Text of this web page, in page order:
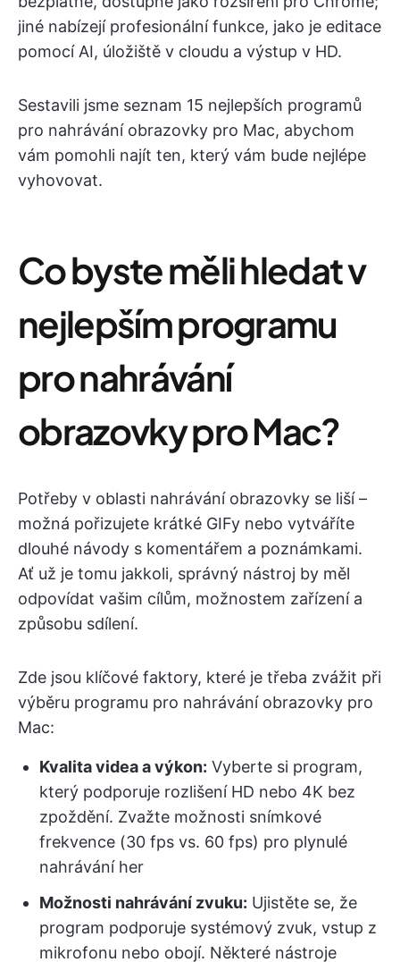
jiné nabízejí profesionální funkce, jako je editace
pomocí AI, úložiště v cloudu a výstup v HD.
Sestavili jsme seznam 15 nejlepších programů
pro nahrávání obrazovky pro Mac, abychom
vám pomohli najít ten, který vám bude nejlépe
vyhovovat.
Co byste měli hledat v
nejlepším programu
pro nahrávání
obrazovky pro Mac?
Potřeby v oblasti nahrávání obrazovky se liší –
možná pořizujete krátké GIFy nebo vytváříte
dlouhé návody s komentářem a poznámkami.
Ať už je tomu jakkoli, správný nástroj by měl
odpovídat vašim cílům, možnostem zařízení a
způsobu sdílení.
Zde jsou klíčové faktory, které je třeba zvážit při
výběru programu pro nahrávání obrazovky pro
Mac:
Kvalita videa a výkon: Vyberte si program,
který podporuje rozlišení HD nebo 4K bez
zpoždění. Zvažte možnosti snímkové
frekvence (30 fps vs. 60 fps) pro plynulé
nahrávání her
Možnosti nahrávání zvuku: Ujistěte se, že
program podporuje systémový zvuk, vstup z
mikrofonu nebo obojí. Některé nástroje